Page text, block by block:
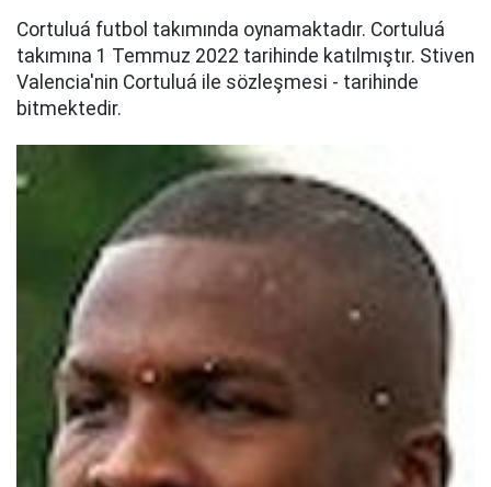
Cortuluá futbol takımında oynamaktadır. Cortuluá
takımına 1 Temmuz 2022 tarihinde katılmıştır. Stiven
Valencia'nin Cortuluá ile sözleşmesi - tarihinde
bitmektedir.